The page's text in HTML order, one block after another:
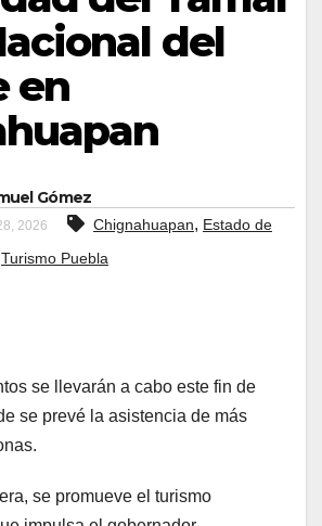
del
en
Gómez
2026 Chignahuapan, Estado de
Turismo Puebla
se llevarán a cabo este fin de
se prevé la asistencia de más
se promueve el turismo